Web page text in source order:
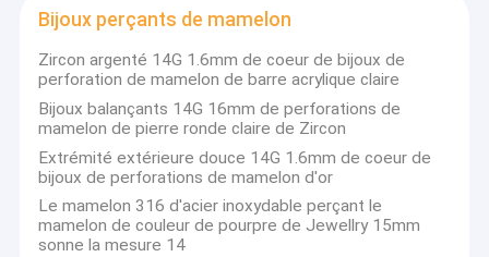
A propos de nous
Visite d'usine
Contrôle de la qualité
Contact
nouvelles
Bijoux perçants de mamelon
Zircon argenté 14G 1.6mm de coeur de bijoux de
perforation de mamelon de barre acrylique claire
Bijoux balançants 14G 16mm de perforations de
mamelon de pierre ronde claire de Zircon
Extrémité extérieure douce 14G 1.6mm de coeur de
bijoux de perforations de mamelon d'or
Le mamelon 316 d'acier inoxydable perçant le
mamelon de couleur de pourpre de Jewellry 15mm
sonne la mesure 14
nos chaînes d'approvisionnements internationales de clients.
situé à Shenzhen, la porcelaine, lune d'or a été fondée en 2012.
c'est une société possédée par associé consistée en le
personnel fortement expérimenté. Le foyer de bijoux est sur
des bijoux de corps,
des bijoux de mode, des bijoux de tendance, aussi bien que des
bijoux à extrémité élevé d'acier inoxydable, particulièrement
bijoux de corps, nous avons le notre
propre usine de coopération, nouveaux échantillons de
conception pour le chaque mois.